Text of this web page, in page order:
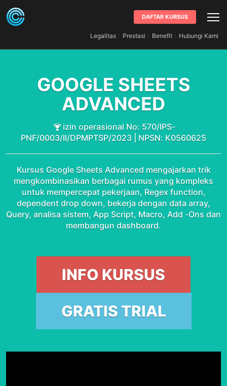
DAFTAR KURSUS
Legalitas Prestasi Benefit Hubungi Kami
GOOGLE SHEETS
ADVANCED
izin operasional No: 570/IPS-
PNF/0003/II/DPMPTSP/2023 | NPSN: K0560625
Kursus Google Sheets Advanced mengajarkan trik
mengkombinasikan berbagai rumus yang kompleks
untuk mempercepat pekerjaan, Regex function,
dependent drop down, bekerja dengan data array,
Query, analisa sistem, App Script, Macro, Add -Ons dan
membangun dashboard.
INFO KURSUS
GRATIS TRIAL